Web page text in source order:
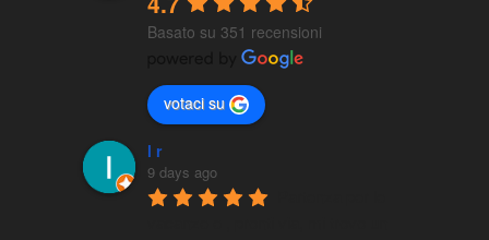
Basato su 351 recensioni
votaci su
l r
9 days ago